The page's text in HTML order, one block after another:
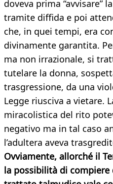
doveva prima “avvisare”
tramite diffida e poi
che, in quei tempi, era
divinamente garantita.
ma non irrazionale, si
tutelare la donna,
trasgressione, da una
Legge riusciva a vietare.
miracolistica del rito
negativo ma in tal caso
l’adultera aveva
Ovviamente, allorché il
la possibilità di